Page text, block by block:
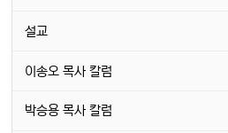
설교
이송오 목사 칼럼
박승용 목사 칼럼